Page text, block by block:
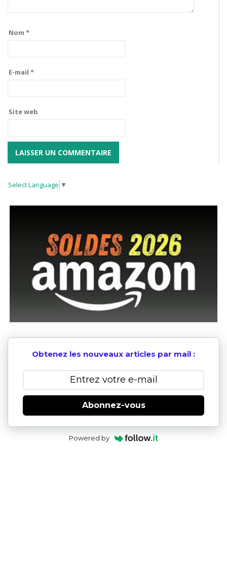
Nom *
E-mail *
Site web
Select Language ▼
Obtenez les nouveaux articles par mail :
Abonnez-vous
Powered by